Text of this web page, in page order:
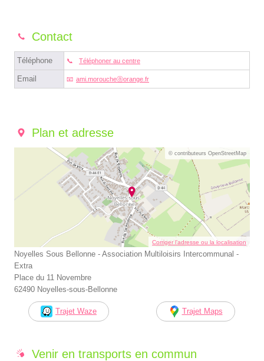
Contact
Téléphone Téléphoner au centre
Email ami.moroucheⓐorange.fr
Plan et adresse
© contributeurs OpenStreetMap
Corriger l’adresse ou la localisation
Noyelles Sous Bellonne - Association Multiloisirs Intercommunal -
Extra
Place du 11 Novembre
62490 Noyelles-sous-Bellonne
Trajet Waze Trajet Maps
Venir en transports en commun